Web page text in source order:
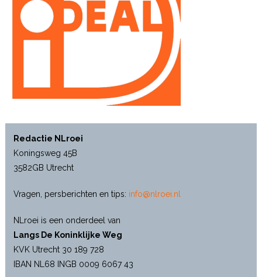
Redactie NLroei
Koningsweg 45B
3582GB Utrecht
Vragen, persberichten en tips: info@nlroei.nl
NLroei is een onderdeel van
Langs De Koninklijke Weg
KVK Utrecht 30 189 728
IBAN NL68 INGB 0009 6067 43